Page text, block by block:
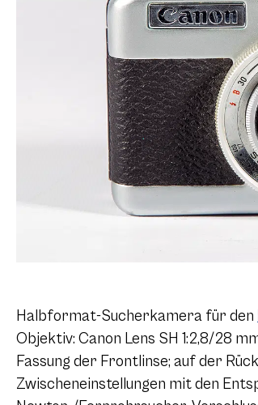
Halbformat-Sucherkamera für den
Objektiv: Canon Lens SH 1:2,8/28
Fassung der Frontlinse; auf der
Zwischeneinstellungen mit den